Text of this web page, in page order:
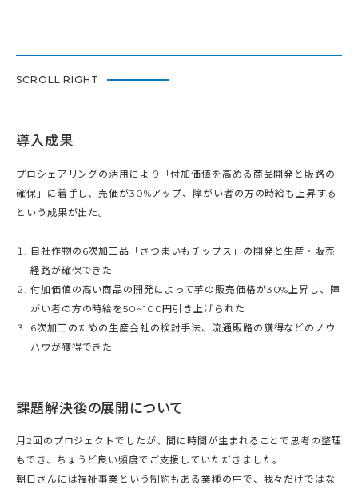
SCROLL RIGHT
導入成果
プロシェアリングの活用により「付加価値を高める商品開発と販路の
確保」に着手し、売価が30%アップ、障がい者の方の時給も上昇する
という成果が出た。
自社作物の6次加工品「さつまいもチップス」の開発と生産・販売
経路が確保できた
付加価値の高い商品の開発によって芋の販売価格が30%上昇し、障
がい者の方の時給を50~100円引き上げられた
6次加工のための生産会社の検討手法、流通販路の獲得などのノウ
ハウが獲得できた
課題解決後の展開について
月2回のプロジェクトでしたが、間に時間が生まれることで思考の整理
もでき、ちょうど良い頻度でご支援していただきました。
朝日さんには福祉事業という制約もある業種の中で、我々だけではな